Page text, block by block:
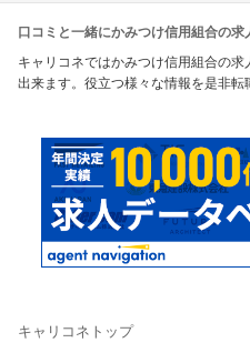
口コミと一緒にかみつけ信用組合の
キャリコネではかみつけ信用組合の
出来ます。役立つ様々な情報を是非転
キャリコネトップ